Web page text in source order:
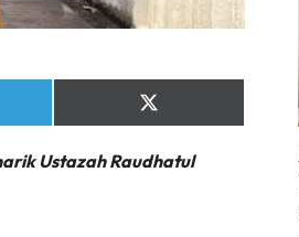
Share
on
(Twitter)
Ustazah Raudhatul